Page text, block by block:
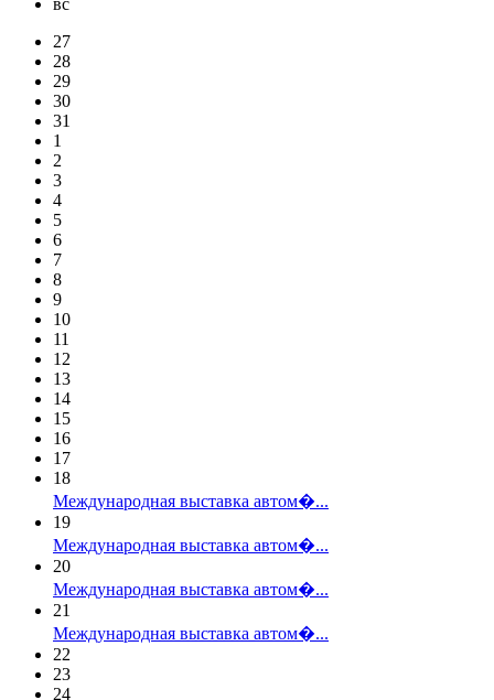
27
28
29
30
31
1
2
3
4
5
6
7
8
9
10
11
12
13
14
15
16
17
18
Международная выставка автом�...
19
Международная выставка автом�...
20
Международная выставка автом�...
21
Международная выставка автом�...
22
23
24